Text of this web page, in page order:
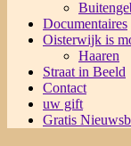
Documentaires
Oisterwijk is
Haaren
Straat in Beeld
Contact
uw gift
Gratis